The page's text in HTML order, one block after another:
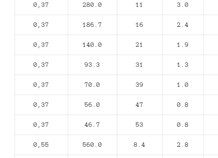
0,37 280.0 11 3.0
0,37 186.7 16 2.4
0,37 140.0 21 1.9
0,37 93.3 31 1.3
0,37 70.0 39 1.0
0,37 56.0 47 0.8
0,37 46.7 53 0.8
0,55 560.0 8.4 2.8